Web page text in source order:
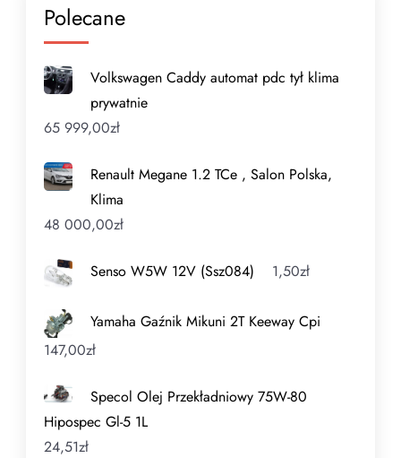
Polecane
Volkswagen Caddy automat pdc tył klima
prywatnie
65 999,00zł
Renault Megane 1.2 TCe , Salon Polska,
Klima
48 000,00zł
Senso W5W 12V (Ssz084) 1,50zł
Yamaha Gaźnik Mikuni 2T Keeway Cpi
147,00zł
Specol Olej Przekładniowy 75W-80
Hipospec Gl-5 1L
24,51zł